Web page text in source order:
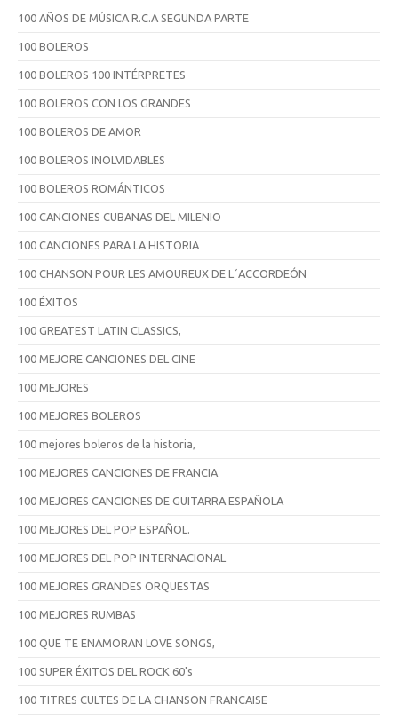
100 AÑOS DE MÚSICA R.C.A SEGUNDA PARTE
100 BOLEROS
100 BOLEROS 100 INTÉRPRETES
100 BOLEROS CON LOS GRANDES
100 BOLEROS DE AMOR
100 BOLEROS INOLVIDABLES
100 BOLEROS ROMÁNTICOS
100 CANCIONES CUBANAS DEL MILENIO
100 CANCIONES PARA LA HISTORIA
100 CHANSON POUR LES AMOUREUX DE L´ACCORDEÓN
100 ÉXITOS
100 GREATEST LATIN CLASSICS,
100 MEJORE CANCIONES DEL CINE
100 MEJORES
100 MEJORES BOLEROS
100 mejores boleros de la historia,
100 MEJORES CANCIONES DE FRANCIA
100 MEJORES CANCIONES DE GUITARRA ESPAÑOLA
100 MEJORES DEL POP ESPAÑOL.
100 MEJORES DEL POP INTERNACIONAL
100 MEJORES GRANDES ORQUESTAS
100 MEJORES RUMBAS
100 QUE TE ENAMORAN LOVE SONGS,
100 SUPER ÉXITOS DEL ROCK 60's
100 TITRES CULTES DE LA CHANSON FRANCAISE